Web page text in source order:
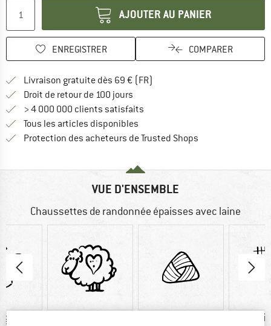
AJOUTER AU PANIER
ENREGISTRER COMPARER
Livraison gratuite dès 69 € (FR)
Droit de retour de 100 jours
> 4 000 000 clients satisfaits
Tous les articles disponibles
Protection des acheteurs de Trusted Shops
VUE D'ENSEMBLE
Chaussettes de randonnée épaisses avec laine